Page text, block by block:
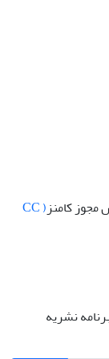
مجوز کامنز ( CC
نشریه